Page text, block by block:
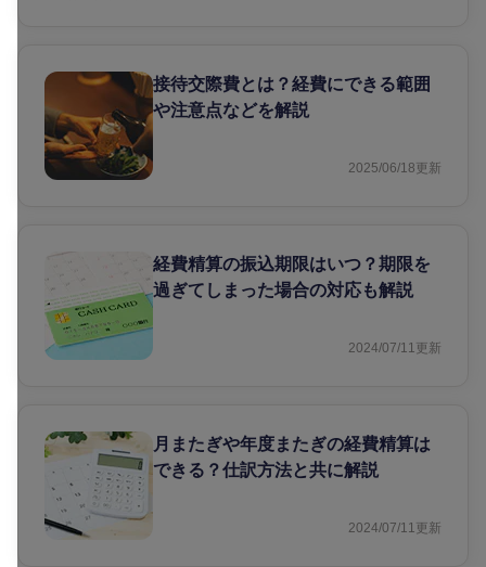
接待交際費とは？経費にできる範囲
や注意点などを解説
2025/06/18更新
経費精算の振込期限はいつ？期限を
過ぎてしまった場合の対応も解説
2024/07/11 更新
月またぎや年度またぎの経費精算は
できる？仕訳方法と共に解説
2024/07/11 更新